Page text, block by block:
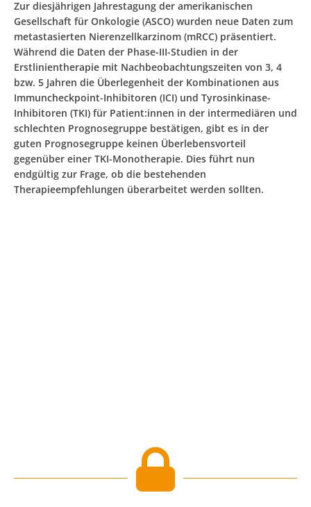
Zur diesjährigen Jahrestagung der amerikanischen
Gesellschaft für Onkologie (ASCO) wurden neue Daten zum
metas­tasierten Nierenzellkarzinom (mRCC) präsentiert.
Während die Daten der Phase-III-Studien in der
Erstlinientherapie mit Nachbeobachtungszeiten von 3, 4
bzw. 5 Jahren die Überlegenheit der Kombinationen aus
Immuncheckpoint-Inhibitoren (ICI) und Tyrosinkinase-
Inhibitoren (TKI) für Patient:innen in der intermediären und
schlechten Prognosegruppe bestätigen, gibt es in der
guten Prognosegruppe keinen Überlebensvorteil
gegenüber einer TKI-Monotherapie. Dies führt nun
endgültig zur Frage, ob die bestehenden
Therapieempfehlungen überarbeitet werden sollten.